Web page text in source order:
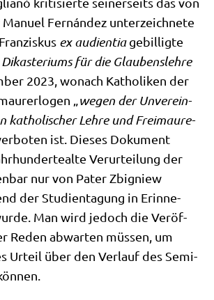
Fernán­dez unter­zeich­ne­te
ex audi­en­tiagebil­lig­te
Dik­aste­ri­ums für die Glau­bens­leh­re
2023, wonach Katho­li­ken der
„wegen der Unver­ein­
katho­li­scher Leh­re und Frei­mau­re­
ist. Die­ses Doku­ment
Ver­ur­tei­lung der
nur von Pater Zbi­gniew
der Stu­di­en­ta­gung in Erin­ne­
Man wird jedoch die Ver­öf­
Reden abwar­ten müs­sen, um
Urteil über den Ver­lauf des Semi­